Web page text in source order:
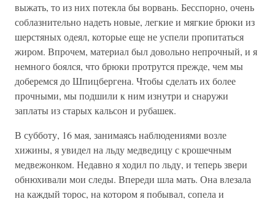
выжать, то из них потекла бы ворвань. Бесспорно, очень
соблазнительно надеть новые, легкие и мягкие брюки из
шерстяных одеял, которые еще не успели пропитаться
жиром. Впрочем, материал был довольно непрочный, и я
немного боялся, что брюки протрутся прежде, чем мы
доберемся до Шпицбергена. Чтобы сделать их более
прочными, мы подшили к ним изнутри и снаружи
заплаты из старых кальсон и рубашек.
В субботу, 16 мая, занимаясь наблюдениями возле
хижины, я увидел на льду медведицу с крошечным
медвежонком. Недавно я ходил по льду, и теперь звери
обнюхивали мои следы. Впереди шла мать. Она влезала
на каждый торос, на котором я побывал, сопела и